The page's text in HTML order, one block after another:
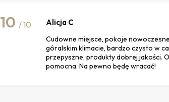
10 / 10 Alicja C
Cudowne miejsce, pokoje
góralskim klimacie, bardzo czysto w
przepyszne, produkty dobrej jakości.
pomocna. Na pewno będę wracać!